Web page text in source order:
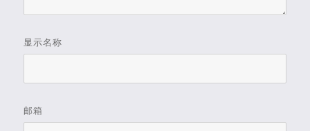
显示名称
邮箱